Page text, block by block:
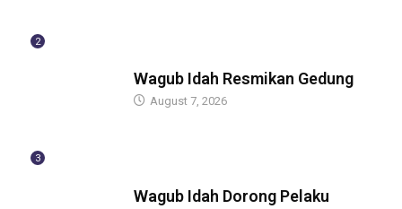
2
Wagub Idah Resmikan Gedung
August 7, 2026
3
Wagub Idah Dorong Pelaku